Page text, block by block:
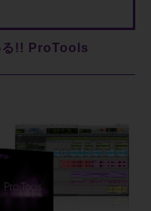
る!! ProTools